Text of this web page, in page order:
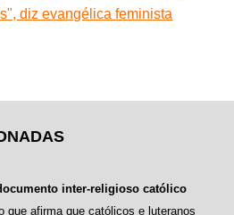
diz evangélica feminista
inter-religioso católico
que afirma que católicos e luteranos